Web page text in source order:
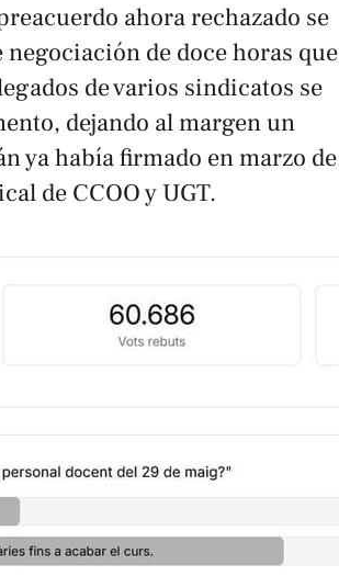
ahora rechazado se
de doce horas que
de varios sindicatos se
dejando al margen un
ya había firmado en marzo de
de CCOO y UGT.